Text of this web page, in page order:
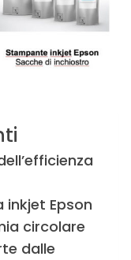
Epson
circolare
dalle